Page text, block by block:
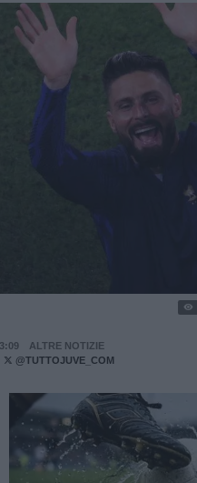
ALTRE NOTIZIE
@TUTTOJUVE_COM